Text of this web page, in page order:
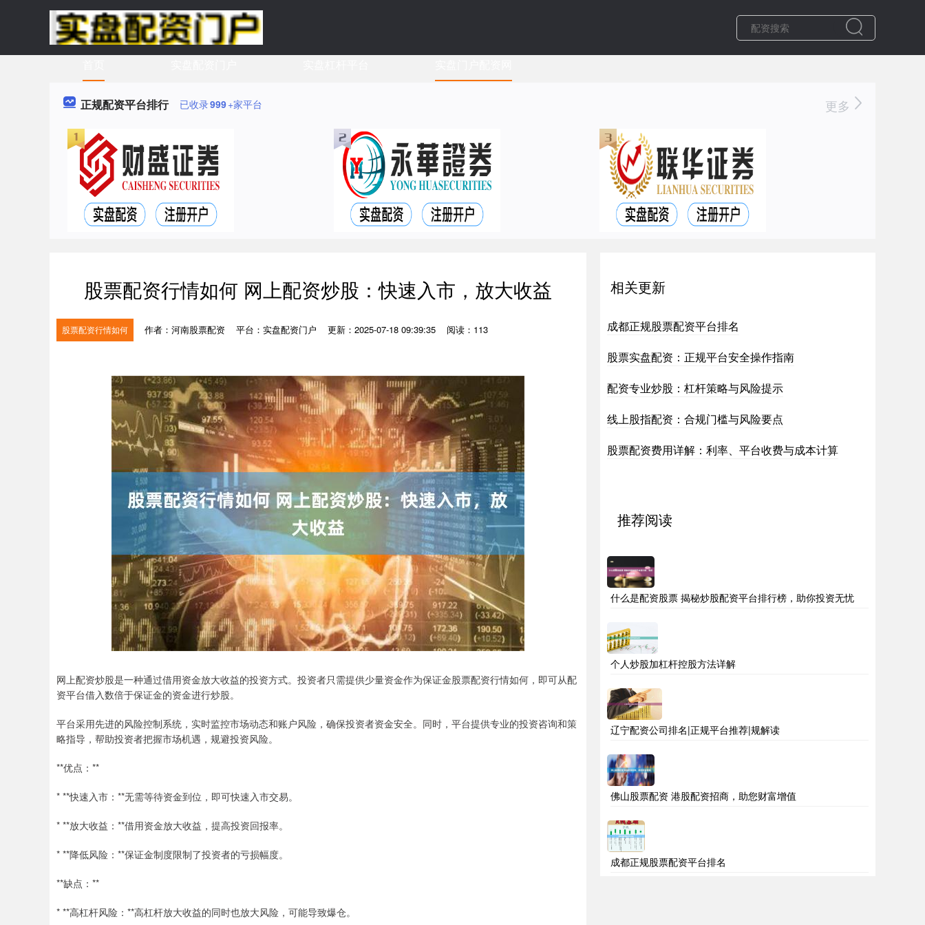
正规配资平台排行 已收录999+家平台 更多
股票配资行情如何 网上配资炒股：快速入市，放大收益
股票配资行情如何 作者：河南股票配资 平台：实盘配资门户 更新：2025-07-18 09:39:35 阅读：113
网上配资炒股是一种通过借用资金放大收益的投资方式。投资者只需提供少量资金作为保证金股票配资行情如何，即可从配
资平台借入数倍于保证金的资金进行炒股。
平台采用先进的风险控制系统，实时监控市场动态和账户风险，确保投资者资金安全。同时，平台提供专业的投资咨询和策
略指导，帮助投资者把握市场机遇，规避投资风险。
**优点：**
* **快速入市：**无需等待资金到位，即可快速入市交易。
* **放大收益：**借用资金放大收益，提高投资回报率。
* **降低风险：**保证金制度限制了投资者的亏损幅度。
**缺点：**
* **高杠杆风险：**高杠杆放大收益的同时也放大风险，可能导致爆仓。
相关更新
成都正规股票配资平台排名
股票实盘配资：正规平台安全操作指南
配资专业炒股：杠杆策略与风险提示
线上股指配资：合规门槛与风险要点
股票配资费用详解：利率、平台收费与成本计算
推荐阅读
什么是配资股票 揭秘炒股配资平台排行榜，助你投资无忧
个人炒股加杠杆控股方法详解
辽宁配资公司排名|正规平台推荐|规解读
佛山股票配资 港股配资招商，助您财富增值
成都正规股票配资平台排名